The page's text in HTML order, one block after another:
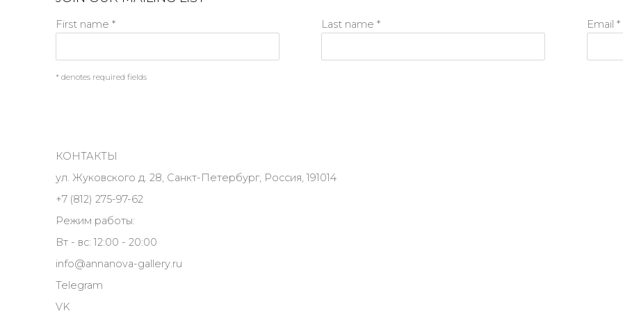
First name * Last name * Email *
* denotes required fields
КОНТАКТЫ
ул. Жуковского д. 28, Санкт-Петербург, Россия, 191014
+7 (812) 275-97-62
Режим работы:
Вт - вс: 12:00 - 20:00
info@annanova-gallery.ru
Telegram
VK